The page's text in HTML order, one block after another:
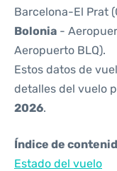
Barcelona-El Prat
Bolonia -
Aeropuerto BLQ).
Estos datos de
detalles del vuelo
2026.
Índice de
Estado del vuelo